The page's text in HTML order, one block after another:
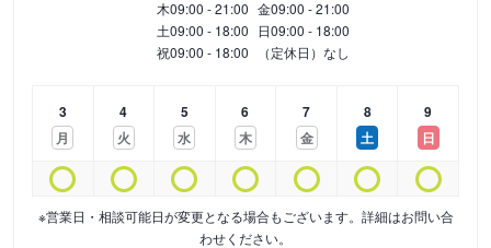
木09:00 - 21:00 金09:00 - 21:00
土09:00 - 18:00 日09:00 - 18:00
祝09:00 - 18:00 （定休日）なし
3
月
4
火
5
水
6
木
7
金
8
土
9
日
※営業日・相談可能日が変更となる場合もございます。詳細はお問い合
わせください。